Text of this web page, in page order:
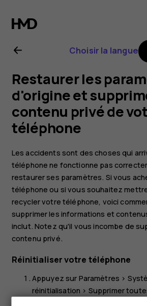
Guide
de
l'utilisateur
Nokia
2.1
Choisir la langue
Restaurer les
d'origine et
contenu privé de
téléphone
Les accidents sont des choses qui
téléphone ne fonctionne pas
restaurer ses paramètres. Si vous
téléphone ou si vous souhaitez
recycler votre téléphone, voici
supprimer les informations et
inclut. Notez qu'il vous incombe de
contenu privé.
Réinitialiser votre téléphone
Appuyez sur Paramètres >
réinitialisation > Supprimer